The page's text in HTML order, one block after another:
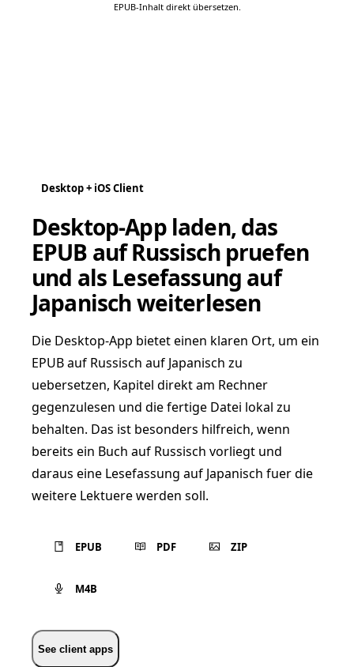
EPUB-Inhalt direkt übersetzen.
Desktop + iOS Client
Desktop-App laden, das
EPUB auf Russisch pruefen
und als Lesefassung auf
Japanisch weiterlesen
Die Desktop-App bietet einen klaren Ort, um ein
EPUB auf Russisch auf Japanisch zu
uebersetzen, Kapitel direkt am Rechner
gegenzulesen und die fertige Datei lokal zu
behalten. Das ist besonders hilfreich, wenn
bereits ein Buch auf Russisch vorliegt und
daraus eine Lesefassung auf Japanisch fuer die
weitere Lektuere werden soll.
EPUB PDF ZIP
M4B
See client apps